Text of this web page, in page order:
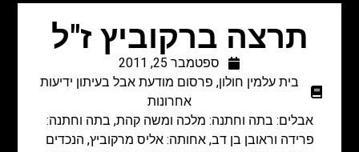
תרצה ברקוביץ ז"ל
ספטמבר 25, 2011
בית עלמין חולון, פרסום מודעת אבל בעיתון ידיעות
אחרונות
אבלים: בתה וחתנה: מלכה ומשה קהת, בתה וחתנה:
פרידה וראובן בן דב, אחותה: אליס מרקוביץ, הנכדים